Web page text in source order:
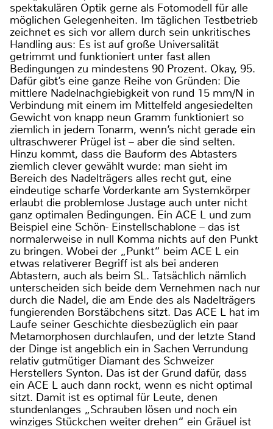
spektakulären Optik gerne als Fotomodell für alle
möglichen Gelegenheiten. Im täglichen Testbetrieb
zeichnet es sich vor allem durch sein unkritisches
Handling aus: Es ist auf große Universalität
getrimmt und funktioniert unter fast allen
Bedingungen zu mindestens 90 Prozent. Okay, 95.
Dafür gibt’s eine ganze Reihe von Gründen: Die
mittlere Nadelnachgiebigkeit von rund 15 mm/N in
Verbindung mit einem im Mittelfeld angesiedelten
Gewicht von knapp neun Gramm funktioniert so
ziemlich in jedem Tonarm, wenn’s nicht gerade ein
ultraschwerer Prügel ist – aber die sind selten.
Hinzu kommt, dass die Bauform des Abtasters
ziemlich clever gewählt wurde: man sieht im
Bereich des Nadelträgers alles recht gut, eine
eindeutige scharfe Vorderkante am Systemkörper
erlaubt die problemlose Justage auch unter nicht
ganz optimalen Bedingungen. Ein ACE L und zum
Beispiel eine Schön- Einstellschablone – das ist
normalerweise in null Komma nichts auf den Punkt
zu bringen. Wobei der „Punkt“ beim ACE L ein
etwas relativerer Begriff ist als bei anderen
Abtastern, auch als beim SL. Tatsächlich nämlich
unterscheiden sich beide dem Vernehmen nach nur
durch die Nadel, die am Ende des als Nadelträgers
fungierenden Borstäbchens sitzt. Das ACE L hat im
Laufe seiner Geschichte diesbezüglich ein paar
Metamorphosen durchlaufen, und der letzte Stand
der Dinge ist angeblich ein in Sachen Verrundung
relativ gutmütiger Diamant des Schweizer
Herstellers Synton. Das ist der Grund dafür, dass
ein ACE L auch dann rockt, wenn es nicht optimal
sitzt. Damit ist es optimal für Leute, denen
stundenlanges „Schrauben lösen und noch ein
winziges Stückchen weiter drehen“ ein Gräuel ist